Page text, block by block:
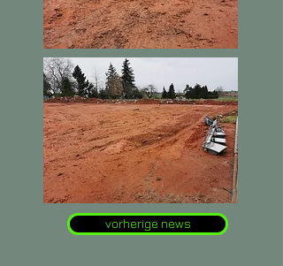
vorherige news